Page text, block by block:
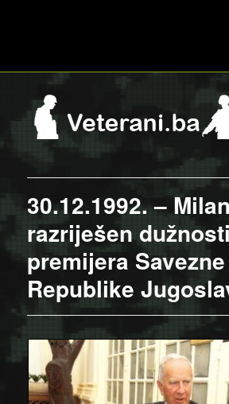
30.12.1992. –
razriješen dužnosti
premijera Savezne
Republike